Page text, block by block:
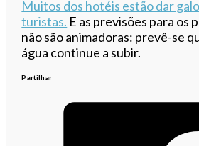
Muitos dos hotéis estão dar
turistas. E as previsões para os
não são animadoras: prevê-se
água continue a subir.
Partilhar